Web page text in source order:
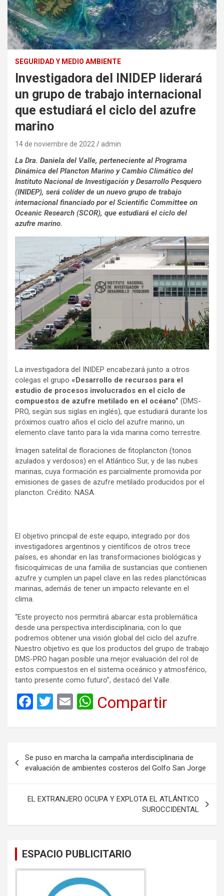
SEGURIDAD Y MEDIO AMBIENTE
Investigadora del INIDEP liderará
un grupo de trabajo internacional
que estudiará el ciclo del azufre
marino
14 de noviembre de 2022 admin
La Dra. Daniela del Valle, perteneciente al Programa
Dinámica del Plancton Marino y Cambio Climático del
Instituto Nacional de Investigación y Desarrollo Pesquero
(INIDEP), será colíder de un nuevo grupo de trabajo
internacional financiado por el Scientific Committee on
Oceanic Research (SCOR), que estudiará el ciclo del
azufre marino.
La investigadora del INIDEP encabezará junto a otros
colegas el grupo «Desarrollo de recursos para el
estudio de procesos involucrados en el ciclo de
compuestos de azufre metilado en el océano” (DMS-
PRO, según sus siglas en inglés), que estudiará durante los
próximos cuatro años el ciclo del azufre marino, un
elemento clave tanto para la vida marina como terrestre.
Imagen satelital de floraciones de fitoplancton (tonos
azulados y verdosos) en el Atlántico Sur, y de las nubes
marinas, cuya formación es parcialmente promovida por
emisiones de gases de azufre metilado producidos por el
plancton. Crédito: NASA.
El objetivo principal de este equipo, integrado por dos
investigadores argentinos y científicos de otros trece
países, es ahondar en las transformaciones biológicas y
fisicoquímicas de una familia de sustancias que contienen
azufre y cumplen un papel clave en las redes planctónicas
marinas, además de tener un impacto relevante en el
clima.
“Este proyecto nos permitirá abarcar esta problemática
desde una perspectiva interdisciplinaria, con lo que
podremos obtener una visión global del ciclo del azufre.
Nuestro objetivo es que los productos del grupo de trabajo
DMS-PRO hagan posible una mejor evaluación del rol de
estos compuestos en el sistema oceánico y atmosférico,
tanto presente como futuro”, destacó del Valle.
F
ce
o
o
k
T
tt
E
ail
W
at
A
p
p
Compartir
de
entradas
Se puso en marcha la campaña interdisciplinaria de
evaluación de ambientes costeros del Golfo San Jorge
EL EXTRANJERO OCUPA Y EXPLOTA EL ATLÁNTICO
SUROCCIDENTAL
ESPACIO PUBLICITARIO